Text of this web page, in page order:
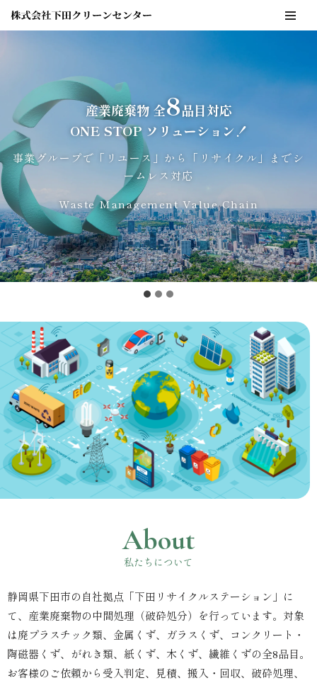
へ
ス
キ
ッ
プ
産業廃棄物 全8品目対応
ONE STOP ソリューション！
事業グループで「リユース」から「リサイクル」までシ
ームレス対応
Waste Management Value Chain
About
私たちについて
静岡県下田市の自社拠点「下田リサイクルステーション」に
て、産業廃棄物の中間処理（破砕処分）を行っています。対象
は廃プラスチック類、金属くず、ガラスくず、コンクリート・
陶磁器くず、がれき類、紙くず、木くず、繊維くずの全8品目。
お客様のご依頼から受入判定、見積、搬入・回収、破砕処理、